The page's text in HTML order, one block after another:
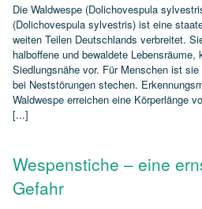
Die Waldwespe (Dolichovespula
(Dolichovespula sylvestris) ist eine
weiten Teilen Deutschlands verbreitet.
halboffene und bewaldete
Siedlungsnähe vor. Für Menschen ist
bei Neststörungen stechen.
Waldwespe erreichen eine Körperlänge
[...]
Wespenstiche – eine
Gefahr